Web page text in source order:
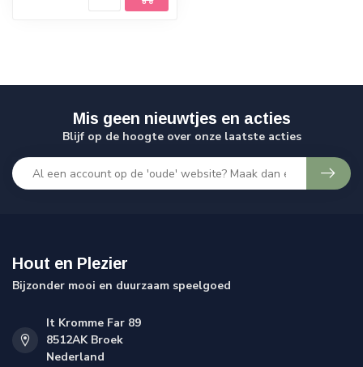
Mis geen nieuwtjes en acties
Blijf op de hoogte over onze laatste acties
Hout en Plezier
Bijzonder mooi en duurzaam speelgoed
It Kromme Far 89
8512AK Broek
Nederland